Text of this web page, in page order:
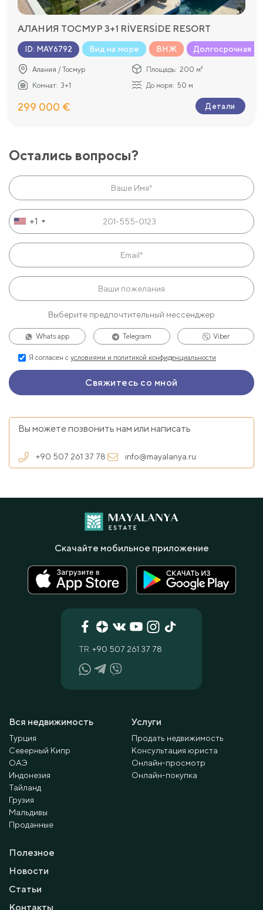
АЛАНИЯ ТОСМУР 3+1 RİVERSİDE RESORT
ID: MAY6792 Вид на море ВНЖ Долгосрочная
Алания / Тосмур Площадь: 200 м²
Комнат: 3+1 До моря: 50 м
299 000 € Детали
Остались вопросы?
+1
Выберите предпочтительный мессенджер
Whats app Telegram Viber
Я согласен с условиями и политикой конфиденциальности
Вы можете позвонить нам или написать
+90 507 261 37 78 info@mayalanya.ru
Вся недвижимость
Турция
Северный Кипр
ОАЭ
Индонезия
Тайланд
Грузия
Мальдивы
Проданные
Услуги
Продать недвижимость
Консультация юриста
Онлайн-просмотр
Онлайн-покупка
Полезное
Новости
Статьи
Контакты
TR +90 507 261 37 78
Скачайте мобильное приложение